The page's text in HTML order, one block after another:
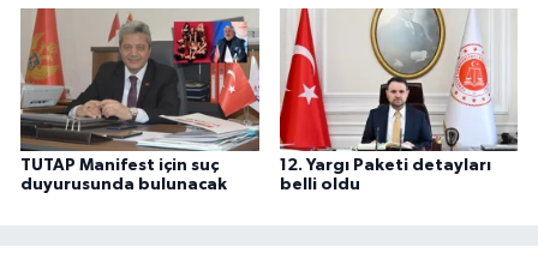
TUTAP Manifest için suç
duyurusunda bulunacak
12. Yargı Paketi detayları
belli oldu